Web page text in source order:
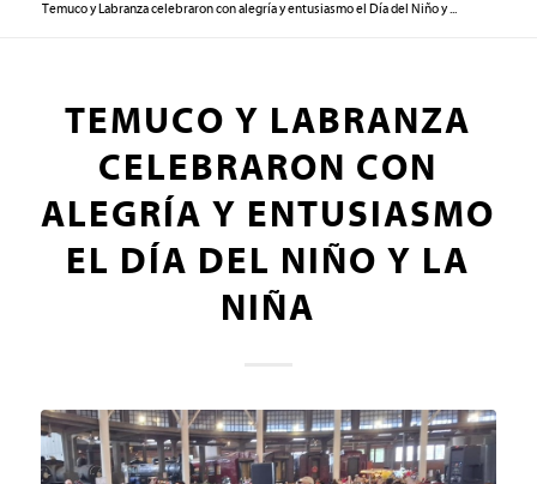
Temuco y Labranza celebraron con alegría y entusiasmo el Día del Niño y ...
TEMUCO Y LABRANZA
CELEBRARON CON
ALEGRÍA Y ENTUSIASMO
EL DÍA DEL NIÑO Y LA
NIÑA